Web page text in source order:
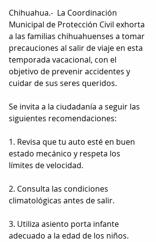
Chihuahua.-  La Coordinación
Municipal de Protección Civil exhorta
a las familias chihuahuenses a tomar
precauciones al salir de viaje en esta
temporada vacacional, con el
objetivo de prevenir accidentes y
cuidar de sus seres queridos.
Se invita a la ciudadanía a seguir las
siguientes recomendaciones:
1. Revisa que tu auto esté en buen
estado mecánico y respeta los
límites de velocidad.
2. Consulta las condiciones
climatológicas antes de salir.
3. Utiliza asiento porta infante
adecuado a la edad de los niños.